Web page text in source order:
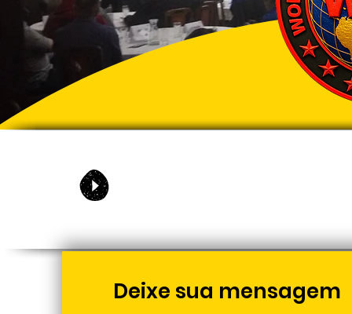
Deixe sua mensagem